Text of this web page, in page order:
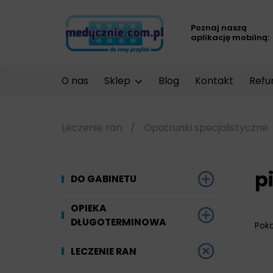
Poznaj naszą
aplikację mobilną:
O nas Sklep Blog Kontakt
Leczenie ran / Opatrunki specjalistyczne
DO GABINETU
Dezynfekcja
OPIEKA
DŁUGOTERMINOWA
Materiały chłonne
LECZENIE RAN